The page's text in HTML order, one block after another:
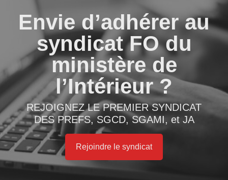
Envie d’adhérer au
syndicat FO du
ministère de
l’Intérieur ?
REJOIGNEZ LE PREMIER SYNDICAT
DES PREFS, SGCD, SGAMI, et JA
Rejoindre le syndicat